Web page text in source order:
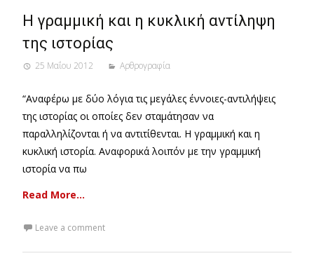
Η γραμμική και η κυκλική αντίληψη
της ιστορίας
25 Μαΐου 2012 Αρθρογραφία
“Αναφέρω με δύο λόγια τις μεγάλες έννοιες-αντιλήψεις
της ιστορίας οι οποίες δεν σταμάτησαν να
παραλληλίζονται ή να αντιτίθενται. Η γραμμική και η
κυκλική ιστορία. Αναφορικά λοιπόν με την γραμμική
ιστορία να πω
Read More…
Leave a comment